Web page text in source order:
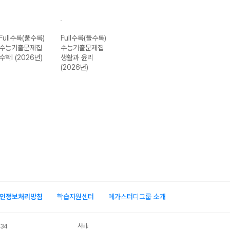
Full수록(풀수록)
수능기출문제집
수학I (2026년)
Full수록(풀수록)
수능기출문제집
생활과 윤리
(2026년)
정보처리방침 학습지원센터 메가스터디그룹 소개
서비스 가입사실 확인